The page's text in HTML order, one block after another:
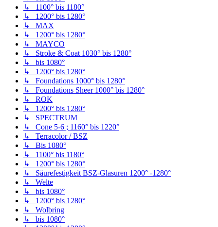
↳ 1100° bis 1180°
↳ 1200° bis 1280°
↳ MAX
↳ 1200° bis 1280°
↳ MAYCO
↳ Stroke & Coat 1030° bis 1280°
↳ bis 1080°
↳ 1200° bis 1280°
↳ Foundations 1000° bis 1280°
↳ Foundations Sheer 1000° bis 1280°
↳ ROK
↳ 1200° bis 1280°
↳ SPECTRUM
↳ Cone 5-6 ; 1160° bis 1220°
↳ Terracolor / BSZ
↳ Bis 1080°
↳ 1100° bis 1180°
↳ 1200° bis 1280°
↳ Säurefestigkeit BSZ-Glasuren 1200° -1280°
↳ Welte
↳ bis 1080°
↳ 1200° bis 1280°
↳ Wolbring
↳ bis 1080°